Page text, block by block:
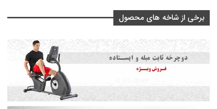
برخی از شاخه های محصول